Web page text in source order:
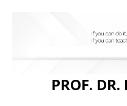
PROF.